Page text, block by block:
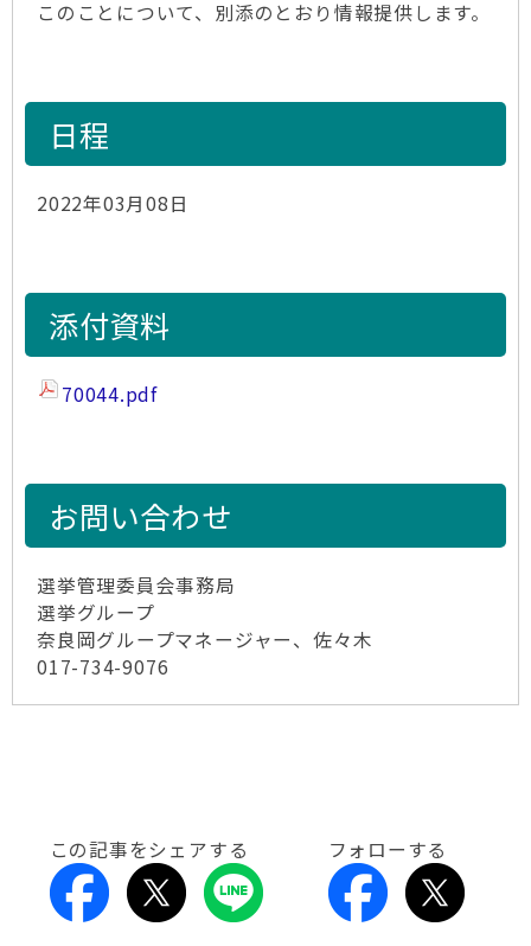
このことについて、別添のとおり情報提供します。
日程
2022年03月08日
添付資料
70044.pdf
お問い合わせ
選挙管理委員会事務局
選挙グループ
奈良岡グループマネージャー、佐々木
017-734-9076
この記事をシェアする フォローする